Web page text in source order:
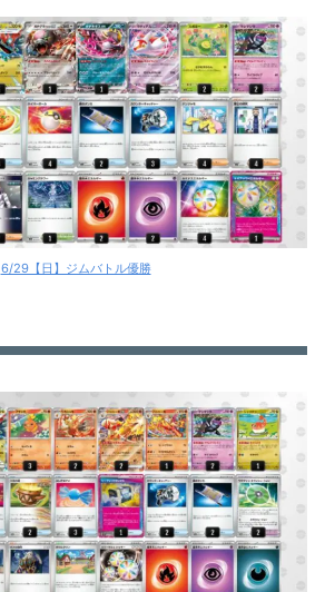
6/29【日】ジムバトル優勝